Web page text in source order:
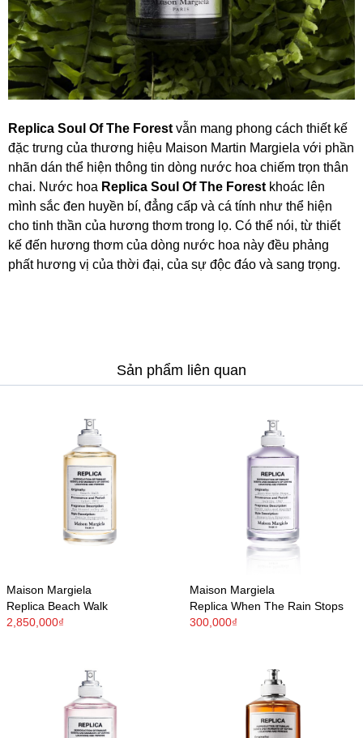
Replica Soul Of The Forest vẫn mang phong cách thiết kế
đặc trưng của thương hiệu Maison Martin Margiela với phần
nhãn dán thể hiện thông tin dòng nước hoa chiếm trọn thân
chai. Nước hoa Replica Soul Of The Forest khoác lên
mình sắc đen huyền bí, đẳng cấp và cá tính như thể hiện
cho tinh thần của hương thơm trong lọ. Có thể nói, từ thiết
kế đến hương thơm của dòng nước hoa này đều phảng
phất hương vị của thời đại, của sự độc đáo và sang trọng.
Sản phẩm liên quan
Maison Margiela
Replica Beach Walk
2,850,000₫
Maison Margiela
Replica When The Rain Stops
300,000₫